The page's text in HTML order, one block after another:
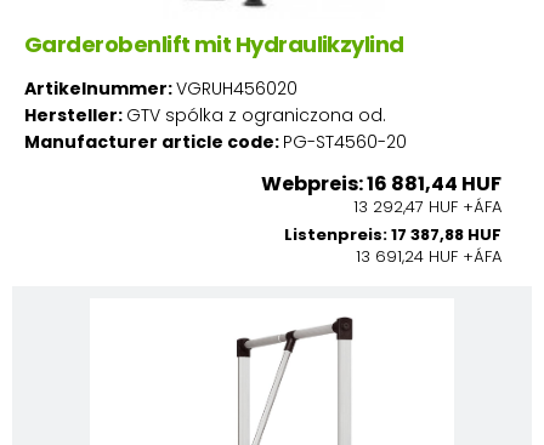
Garderobenlift mit Hydraulikzylind
Artikelnummer:VGRUH456020
Hersteller: GTV spólka z ograniczona od.
Manufacturer article code: PG-ST4560-20
Webpreis: 16 881,44 HUF
13 292,47 HUF +ÁFA
Listenpreis: 17 387,88 HUF
13 691,24 HUF +ÁFA